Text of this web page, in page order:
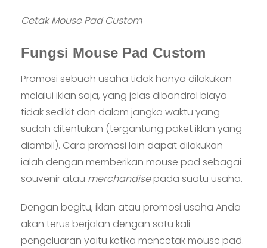
Cetak Mouse Pad Custom
Fungsi Mouse Pad Custom
Promosi sebuah usaha tidak hanya dilakukan
melalui iklan saja, yang jelas dibandrol biaya
tidak sedikit dan dalam jangka waktu yang
sudah ditentukan (tergantung paket iklan yang
diambil). Cara promosi lain dapat dilakukan
ialah dengan memberikan mouse pad sebagai
souvenir atau merchandisepada suatu usaha.
Dengan begitu, iklan atau promosi usaha Anda
akan terus berjalan dengan satu kali
pengeluaran yaitu ketika mencetak mouse pad.